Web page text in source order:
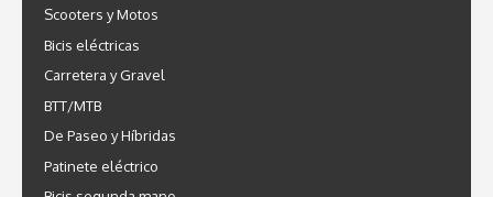
Scooters y Motos
Bicis eléctricas
Carretera y Gravel
BTT/MTB
De Paseo y Híbridas
Patinete eléctrico